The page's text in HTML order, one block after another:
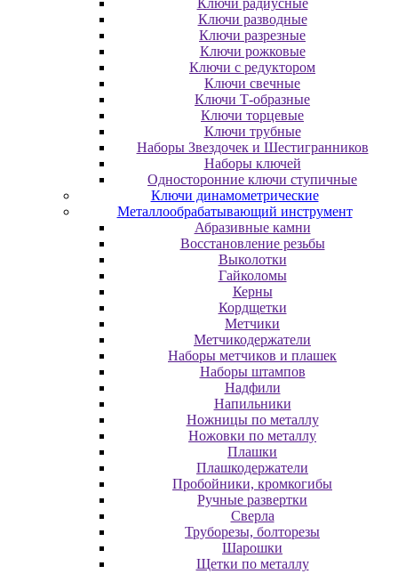
Ключи радиусные
Ключи разводные
Ключи разрезные
Ключи рожковые
Ключи с редуктором
Ключи свечные
Ключи Т-образные
Ключи торцевые
Ключи трубные
Наборы Звездочек и Шестигранников
Наборы ключей
Односторонние ключи ступичные
Ключи динамометрические
Металлообрабатывающий инструмент
Абразивные камни
Восстановление резьбы
Выколотки
Гайколомы
Керны
Кордщетки
Метчики
Метчикодержатели
Наборы метчиков и плашек
Наборы штампов
Надфили
Напильники
Ножницы по металлу
Ножовки по металлу
Плашки
Плашкодержатели
Пробойники, кромкогибы
Ручные развертки
Сверла
Труборезы, болторезы
Шарошки
Щетки по металлу